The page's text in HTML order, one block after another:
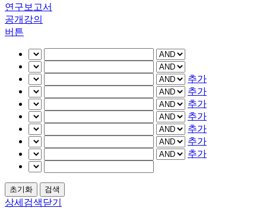
연구보고서
공개강의
버튼
추가
추가
추가
추가
추가
추가
추가
상세검색닫기